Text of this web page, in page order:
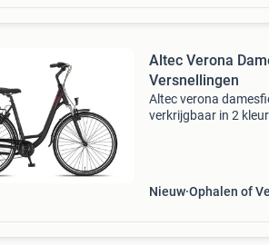
Altec Verona
Versnellingen
Altec verona
verkrijgbaar in 2
Nieuw Ophalen of